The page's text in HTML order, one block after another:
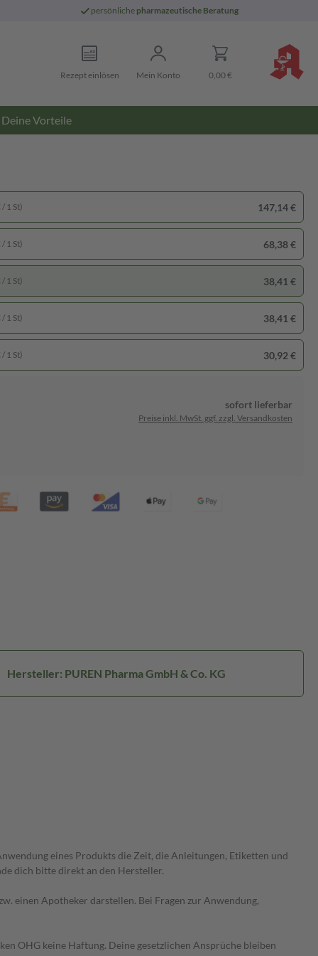
persönliche pharmazeutische Beratung
Rezept einlösen Mein Konto 0,00 €
Deine Vorteile
1 St) 147,14 €
1 St) 68,38 €
1 St) 38,41 €
1 St) 38,41 €
1 St) 30,92 €
sofort lieferbar
Preise inkl. MwSt. ggf. zzgl. Versandkosten
Hersteller: PUREN Pharma GmbH & Co. KG
eines Produkts die Zeit, die Anleitungen, Etiketten und
dich bitte direkt an den Hersteller.
einen Apotheker darstellen. Bei Fragen zur Anwendung,
OHG keine Haftung. Deine gesetzlichen Ansprüche bleiben